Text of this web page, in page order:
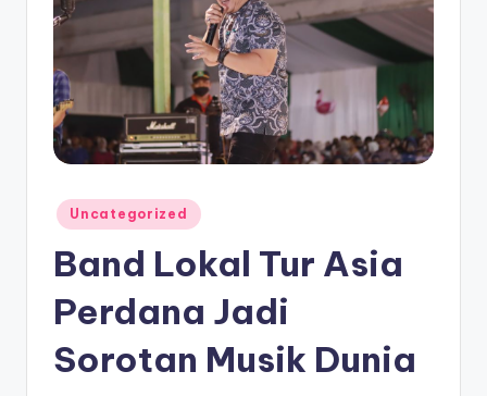
Posted
in
Uncategorized
Band Lokal Tur Asia
Perdana Jadi
Sorotan Musik Dunia